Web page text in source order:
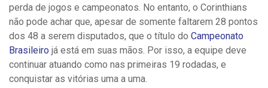
perda de jogos e campeonatos. No entanto, o Corinthians
não pode achar que, apesar de somente faltarem 28 pontos
dos 48 a serem disputados, que o título do Campeonato
Brasileiro já está em suas mãos. Por isso, a equipe deve
continuar atuando como nas primeiras 19 rodadas, e
conquistar as vitórias uma a uma.